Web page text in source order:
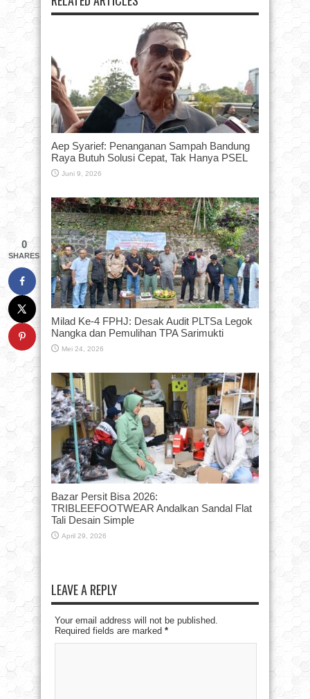
Aep Syarief: Penanganan Sampah Bandung
Raya Butuh Solusi Cepat, Tak Hanya PSEL
Juni 9, 2026
Milad Ke-4 FPHJ: Desak Audit PLTSa Legok
Nangka dan Pemulihan TPA Sarimukti
Mei 24, 2026
Bazar Persit Bisa 2026:
TRIBLEEFOOTWEAR Andalkan Sandal Flat
Tali Desain Simple
April 29, 2026
LEAVE A REPLY
Your email address will not be published.
Required fields are marked *
0
SHARES